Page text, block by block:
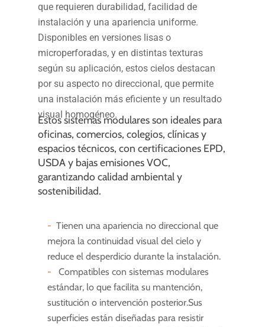
que requieren durabilidad, facilidad de
instalación y una apariencia uniforme.
Disponibles en versiones lisas o
microperforadas, y en distintas texturas
según su aplicación, estos cielos destacan
por su aspecto no direccional, que permite
una instalación más eficiente y un resultado
visual homogéneo.
Estos sistemas modulares son ideales para
oficinas, comercios, colegios, clínicas y
espacios técnicos, con certificaciones EPD,
USDA y bajas emisiones VOC,
garantizando calidad ambiental y
sostenibilidad.
Tienen una apariencia no direccional que
mejora la continuidad visual del cielo y
reduce el desperdicio durante la instalación.
Compatibles con sistemas modulares
estándar, lo que facilita su mantención,
sustitución o intervención posterior.Sus
superficies están diseñadas para resistir